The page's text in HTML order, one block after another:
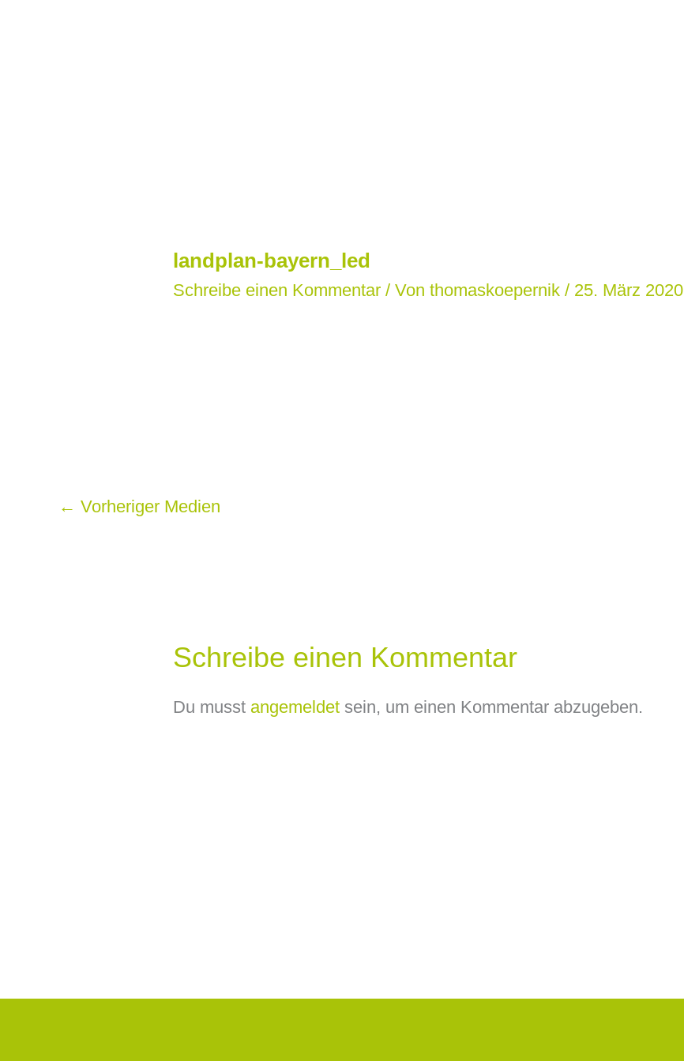
landplan-bayern_led
Schreibe einen Kommentar / Von thomaskoepernik / 25. März 2020
← Vorheriger Medien
Schreibe einen Kommentar
Du musst angemeldetsein, um einen Kommentar abzugeben.